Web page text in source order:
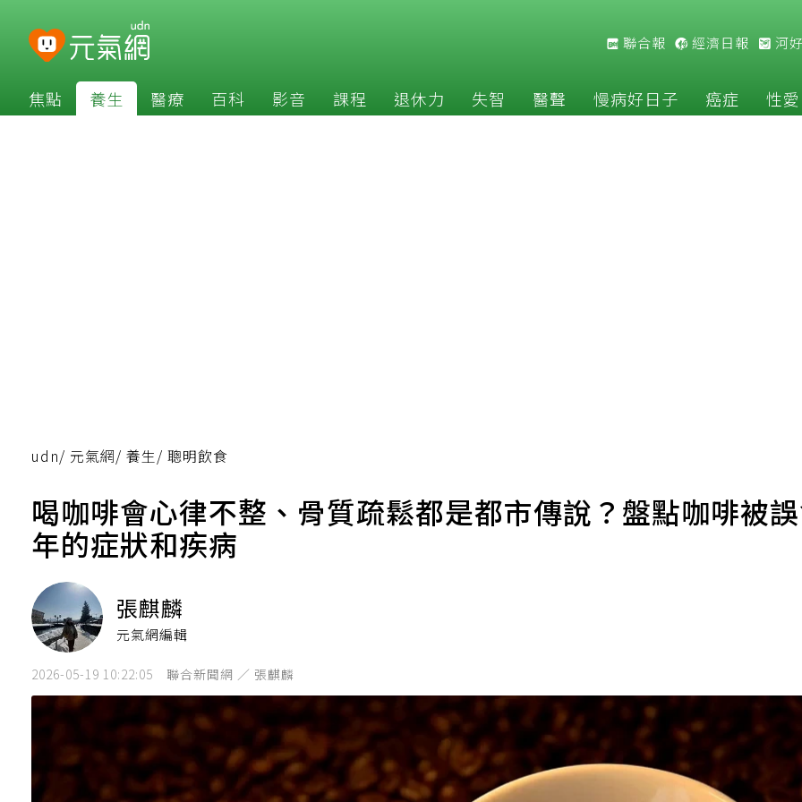
聯合報 經濟日報 河
焦點 養生 醫療 百科 影音 課程 退休力 失智 醫聲 慢病好日子 癌症 性愛
udn/ 元氣網/ 養生/ 聰明飲食
喝咖啡會心律不整、骨質疏鬆都是都市傳說？盤點咖啡被
年的症狀和疾病
張麒麟
元氣網編輯
2026-05-19 10:22:05 聯合新聞網 ／ 張麒麟